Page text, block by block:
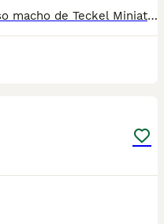
📞 613283995 WhatsApp Precioso macho de Teckel Miniatura de color Arlequín Merle plata Entregamos nuestros pequeños cachorritos con todas las garantías y cuidados necesarios , disponemos de núcleo zoológico para crianza y venta de nuestros cachorros . ✅Desparasitaciones y vacunas correspondientes a su edad . ✅Cartilla de vacunación . ✅Revisiones veterinarias . ✅Garantías víricas de 15 días . ✅Garantías genéticas de un año . Seriedad , confianza y bienestar animal son nuestra prioridad . También ofrecemos transporte propio para nuestros pequeños cachorros a toda la península , el pago lo podéis hacer contra reembolso . (con coste adicional) . Mandamos a toda España . Toledo, Málaga, Alicante, Valencia, Bilbao, Asturias, Vizcaya, Barcelona, Tarragona, Sevilla, Murcia, Valladolid, Ávila, Salamanca etc... Disponemos de varias razas Si no esta la raza que queréis llámanos , intentaremos encontrártela , trabajamos con los mejores criadores de España .